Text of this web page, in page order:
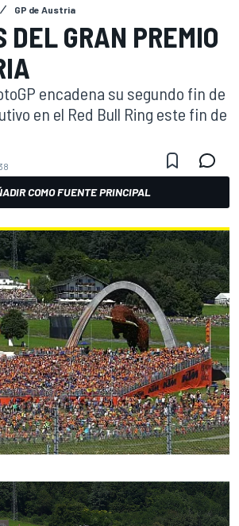
GP de Austria
DEL GRAN PREMIO
encadena su segundo fin de
en el Red Bull Ring este fin de
COMO FUENTE PRINCIPAL